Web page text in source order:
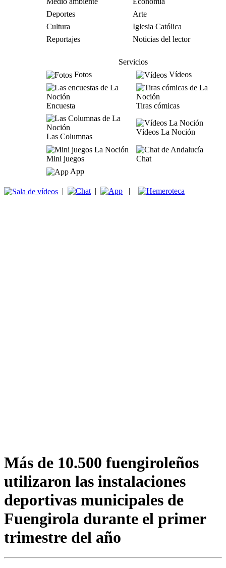
Deportes
Arte
Cultura
Iglesia Católica
Reportajes
Noticias del lector
Servicios
Fotos
Vídeos
Encuesta Tiras cómicas
Las Columnas
Vídeos La Noción
Mini juegos
Chat
App
| | |
Más de 10.500 fuengiroleños
utilizaron las instalaciones
deportivas municipales de
Fuengirola durante el primer
trimestre del año